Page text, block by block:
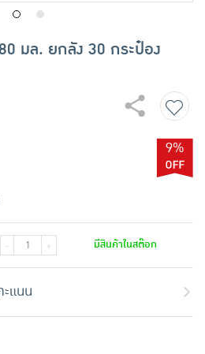
มล. ยกลัง 30 กระป๋อง
9%
- + มีสินค้าในสต๊อก
แนน